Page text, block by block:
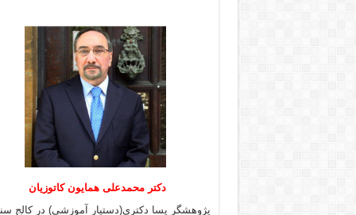
دکتر محمدعلی همایون کاتوزیان
پژوهشگر پسا دکتری(دستیار آموزشی) در کالج